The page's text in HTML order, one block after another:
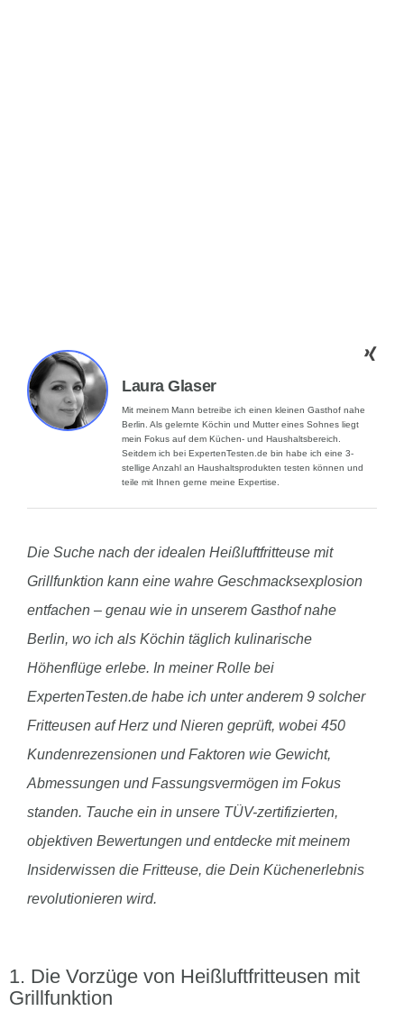
Laura Glaser
Mit meinem Mann betreibe ich einen kleinen Gasthof nahe
Berlin. Als gelernte Köchin und Mutter eines Sohnes liegt
mein Fokus auf dem Küchen- und Haushaltsbereich.
Seitdem ich bei ExpertenTesten.de bin habe ich eine 3-
stellige Anzahl an Haushaltsprodukten testen können und
teile mit Ihnen gerne meine Expertise.
Die Suche nach der idealen Heißluftfritteuse mit
Grillfunktion kann eine wahre Geschmacksexplosion
entfachen – genau wie in unserem Gasthof nahe
Berlin, wo ich als Köchin täglich kulinarische
Höhenflüge erlebe. In meiner Rolle bei
ExpertenTesten.de habe ich unter anderem 9 solcher
Fritteusen auf Herz und Nieren geprüft, wobei 450
Kundenrezensionen und Faktoren wie Gewicht,
Abmessungen und Fassungsvermögen im Fokus
standen. Tauche ein in unsere TÜV-zertifizierten,
objektiven Bewertungen und entdecke mit meinem
Insiderwissen die Fritteuse, die Dein Küchenerlebnis
revolutionieren wird.
Die Vorzüge von Heißluftfritteusen mit
Grillfunktion